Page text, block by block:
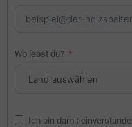
Wo lebst du?
Ich bin damit